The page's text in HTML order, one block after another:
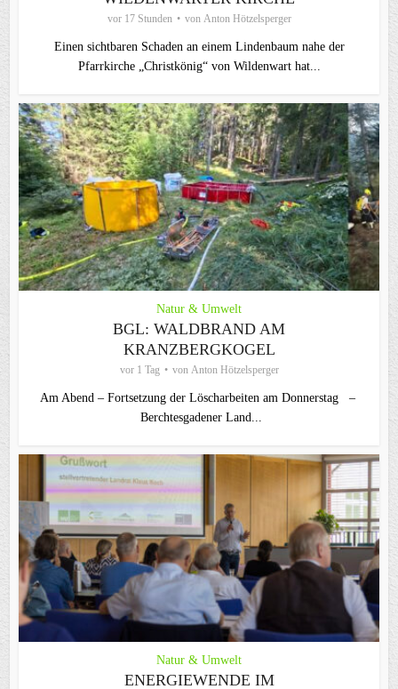
vor 17 Stunden von Anton Hötzelsperger
Einen sichtbaren Schaden an einem Lindenbaum nahe der
Pfarrkirche „Christkönig“ von Wildenwart hat...
Natur & Umwelt
BGL: WALDBRAND AM
KRANZBERGKOGEL
vor 1 Tag von Anton Hötzelsperger
Am Abend – Fortsetzung der Löscharbeiten am Donnerstag –
Berchtesgadener Land...
Natur & Umwelt
ENERGIEWENDE IM